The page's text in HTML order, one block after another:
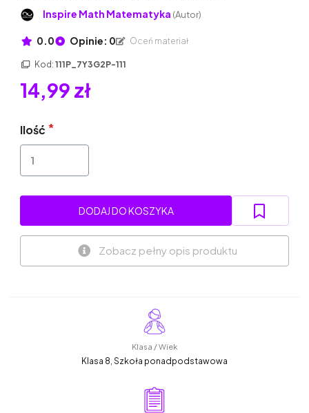
Inspire Math Matematyka (Autor)
0.0 Opinie: 0 Oceń materiał
Kod: 111P_7Y3G2P-111
14,99 zł
Ilość
DODAJ DO KOSZYKA
Zobacz pełny opis produktu
Klasa / Wiek
Klasa 8, Szkoła ponadpodstawowa